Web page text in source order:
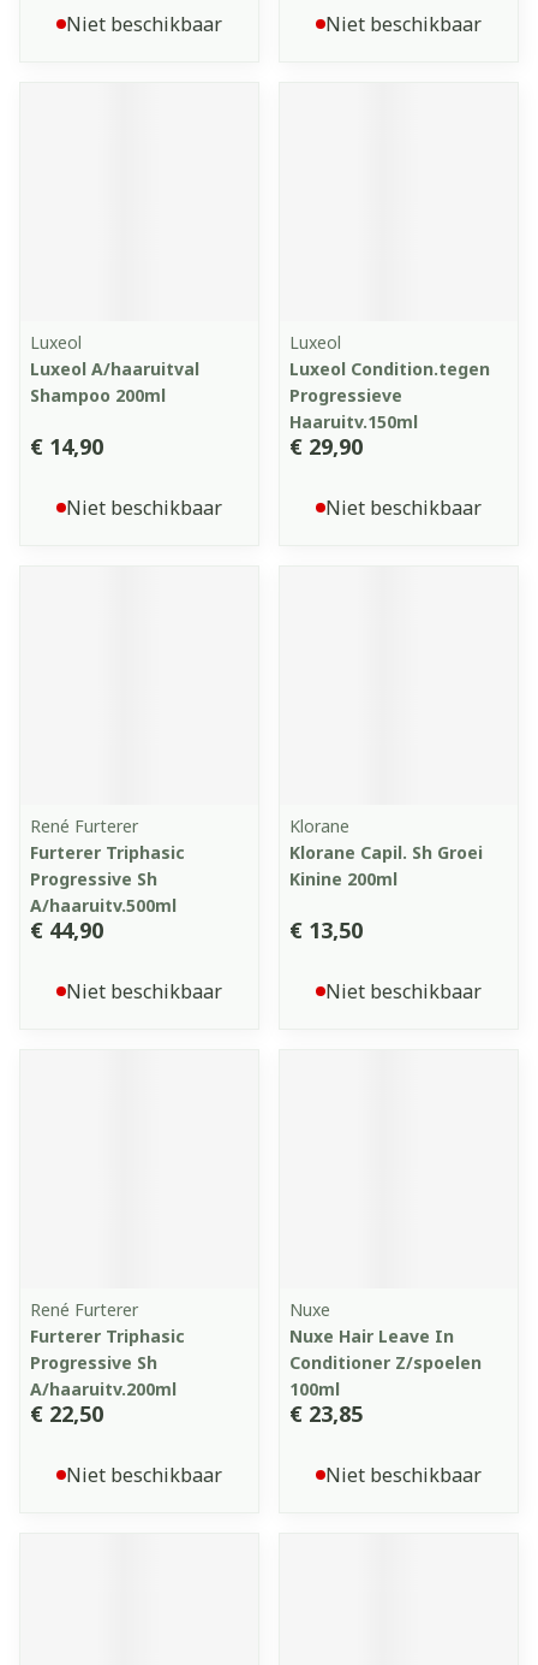
Niet beschikbaar Niet beschikbaar
Luxeol
Luxeol A/haaruitval
Shampoo 200ml
€ 14,90
Niet beschikbaar
Luxeol
Luxeol Condition.tegen
Progressieve
Haaruitv.150ml
€ 29,90
Niet beschikbaar
René Furterer
Furterer Triphasic
Progressive Sh
A/haaruitv.500ml
€ 44,90
Niet beschikbaar
Klorane
Klorane Capil. Sh Groei
Kinine 200ml
€ 13,50
Niet beschikbaar
René Furterer
Furterer Triphasic
Progressive Sh
A/haaruitv.200ml
€ 22,50
Niet beschikbaar
Nuxe
Nuxe Hair Leave In
Conditioner Z/spoelen
100ml
€ 23,85
Niet beschikbaar